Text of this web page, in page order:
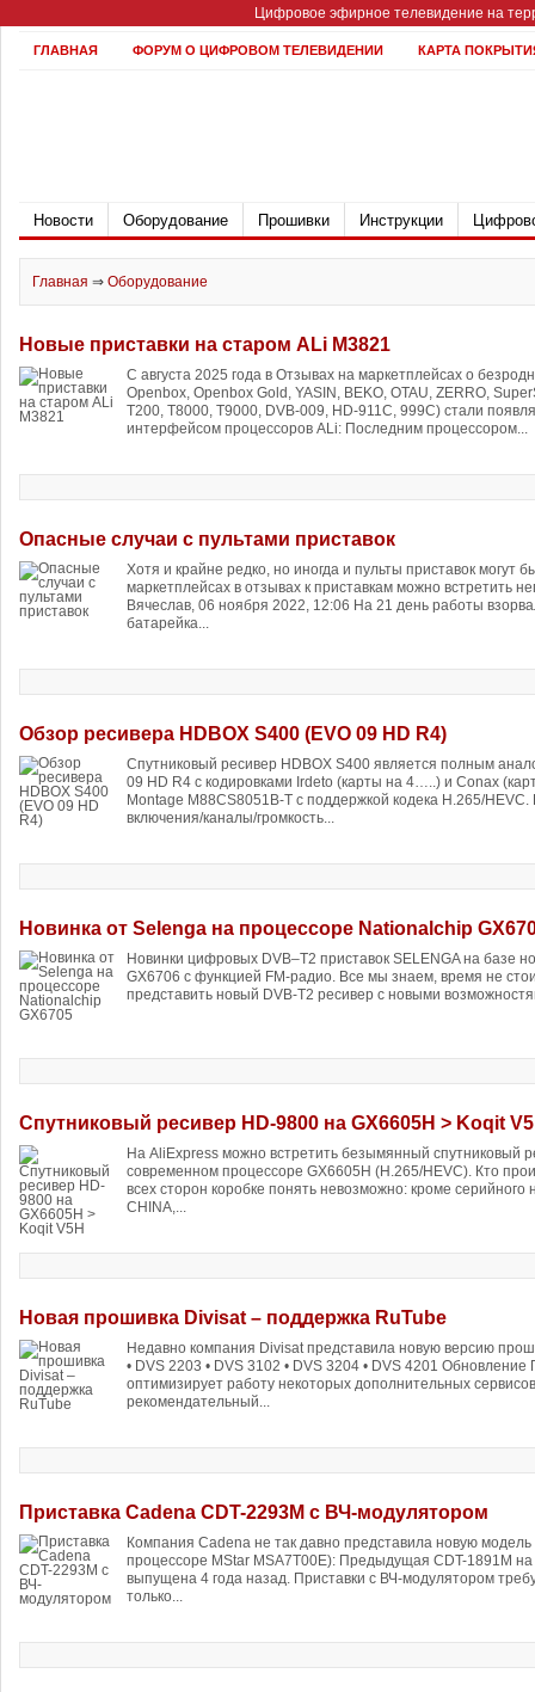
Цифровое эфирное телевидение на
ГЛАВНАЯ ФОРУМ О ЦИФРОВОМ ТЕЛЕВИДЕНИИ КАРТА
Новости Оборудование Прошивки Инструкции
Главная ⇒ Оборудование
Новые приставки на старом ALi M3821
С августа 2025 года в Отзывах на маркетплейсах о
Openbox, Openbox Gold, YASIN, BEKO, OTAU, ZERRO,
T200, T8000, T9000, DVB-009, HD-911C, 999C) стали
интерфейсом процессоров ALi: Последним процессором...
Опасные случаи с пультами приставок
Хотя и крайне редко, но иногда и пульты приставок могут
маркетплейсах в отзывах к приставкам можно встретить
Вячеслав, 06 ноября 2022, 12:06 На 21 день работы
батарейка...
Обзор ресивера HDBOX S400 (EVO 09 HD R4)
Спутниковый ресивер HDBOX S400 является полным
09 HD R4 с кодировками Irdeto (карты на 4…..) и Conax
Montage M88CS8051B-T с поддержкой кодека H.265/
включения/каналы/громкость...
Новинка от Selenga на процессоре Nationalchip
Новинки цифровых DVB–T2 приставок SELENGA на базе
GX6706 с функцией FM-радио. Все мы знаем, время не
представить новый DVB-T2 ресивер с новыми
Спутниковый ресивер HD-9800 на GX6605H > Koqit
На AliExpress можно встретить безымянный спутниковый
современном процессоре GX6605H (H.265/HEVC). Кто
всех сторон коробке понять невозможно: кроме серийного
CHINA,...
Новая прошивка Divisat – поддержка RuTube
Недавно компания Divisat представила новую версию
• DVS 2203 • DVS 3102 • DVS 3204 • DVS 4201
оптимизирует работу некоторых дополнительных
рекомендательный...
Приставка Cadena CDT-2293M с ВЧ-модулятором
Компания Cadena не так давно представила новую
процессоре MStar MSA7T00E): Предыдущая CDT-1891M
выпущена 4 года назад. Приставки с ВЧ-модулятором
только...